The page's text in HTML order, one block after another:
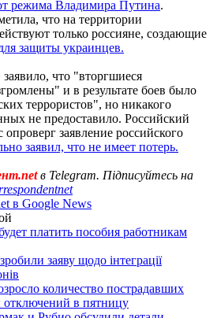
режима Владимира Путина.
что на территории
только россияне, создающие
защиты украинцев.
что "вторгшиеся
и в результате боев было
террористов", но никакого
не предоставило. Российский
опроверг заявление российского
заявил, что не имеет потерь.
в Telegram. Підписуйтесь на
в Google News
платить пособия работникам
заяву щодо інтеграції
количество пострадавших
в пятницу